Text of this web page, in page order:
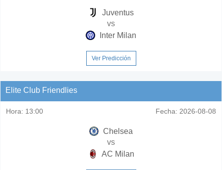
Juventus
vs
Inter Milan
Ver Predicción
Elite Club Friendlies
Hora: 13:00 Fecha: 2026-08-08
Chelsea
vs
AC Milan